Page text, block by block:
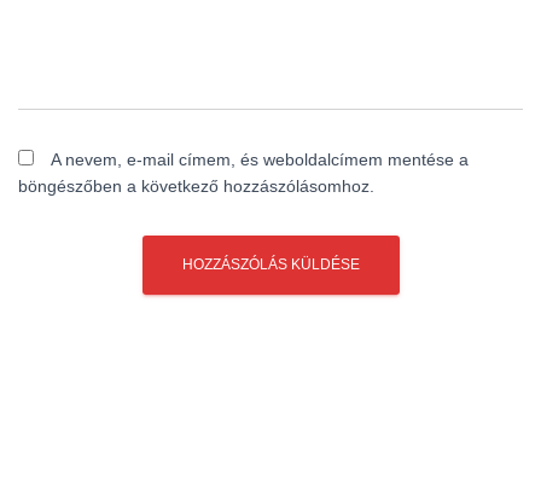
A nevem, e-mail címem, és weboldalcímem mentése a
böngészőben a következő hozzászólásomhoz.